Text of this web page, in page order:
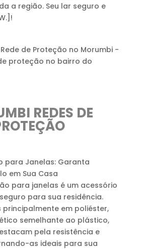
a região. Seu lar seguro e
REDES DE
para Janelas: Garanta
em Sua Casa
para janelas é um acessório
para sua residência.
em poliéster,
semelhante ao plástico,
pela resistência e
as ideais para sua